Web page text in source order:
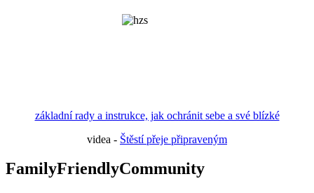
základní rady a instrukce, jak ochránit sebe a své blízké
videa - Štěstí přeje připraveným
FamilyFriendlyCommunity